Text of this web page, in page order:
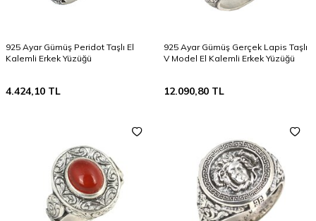
925 Ayar Gümüş Peridot Taşlı El
Kalemli Erkek Yüzüğü
4.424,10 TL
925 Ayar Gümüş Gerçek Lapis Taşlı
V Model El Kalemli Erkek Yüzüğü
12.090,80 TL